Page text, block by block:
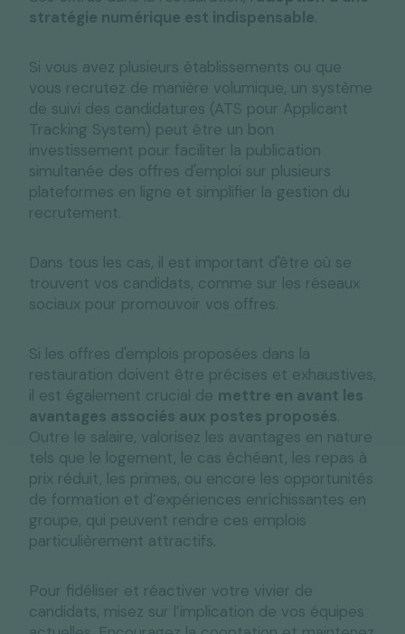
stratégie numérique est indispensable
Si vous avez plusieurs établissements ou que
vous recrutez de manière volumique, un système
de suivi des candidatures (ATS pour Applicant
Tracking System) peut être un bon
investissement pour faciliter la publication
simultanée des offres d'emploi sur plusieurs
plateformes en ligne et simplifier la gestion du
recrutement.
Dans tous les cas, il est important d'être où se
trouvent vos candidats, comme sur les réseaux
sociaux pour promouvoir vos offres.
Si les offres d'emplois proposées dans la
restauration doivent être précises et exhaustives,
il est également crucial de mettre en avant les
avantages associés aux postes proposés
Outre le salaire, valorisez les avantages en nature
tels que le logement, le cas échéant, les repas à
prix réduit, les primes, ou encore les opportunités
de formation et d’expériences enrichissantes en
groupe, qui peuvent rendre ces emplois
particulièrement attractifs.
Pour fidéliser et réactiver votre vivier de
candidats, misez sur l’implication de vos équipes